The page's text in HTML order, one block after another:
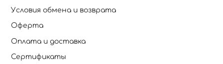
Условия обмена и возврата
Оферта
Оплата и доставка
Сертификаты